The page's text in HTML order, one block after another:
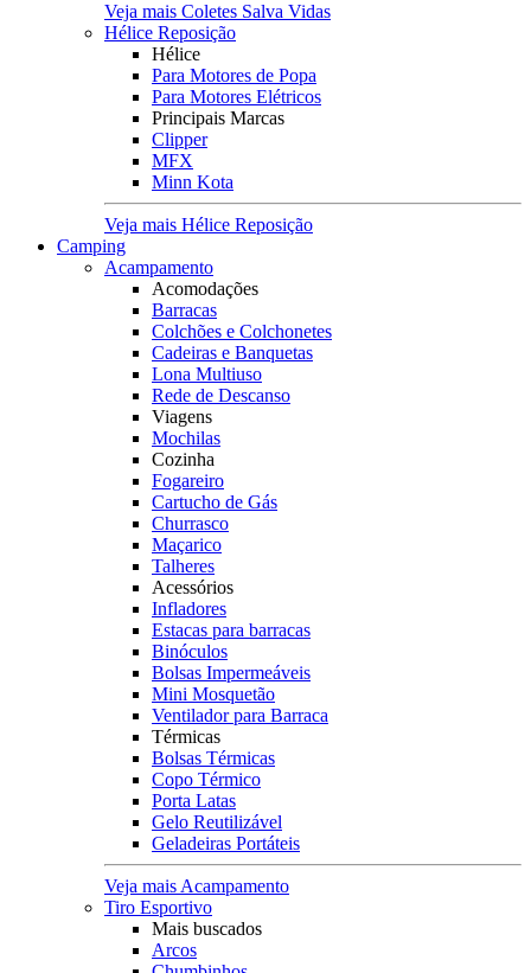
Veja mais Coletes Salva Vidas
Hélice Reposição
Hélice
Para Motores de Popa
Para Motores Elétricos
Principais Marcas
Clipper
MFX
Minn Kota
Veja mais Hélice Reposição
Camping
Acampamento
Acomodações
Barracas
Colchões e Colchonetes
Cadeiras e Banquetas
Lona Multiuso
Rede de Descanso
Viagens
Mochilas
Cozinha
Fogareiro
Cartucho de Gás
Churrasco
Maçarico
Talheres
Acessórios
Infladores
Estacas para barracas
Binóculos
Bolsas Impermeáveis
Mini Mosquetão
Ventilador para Barraca
Térmicas
Bolsas Térmicas
Copo Térmico
Porta Latas
Gelo Reutilizável
Geladeiras Portáteis
Veja mais Acampamento
Tiro Esportivo
Mais buscados
Arcos